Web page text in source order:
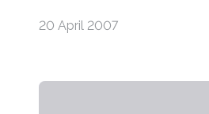
20 April 2007